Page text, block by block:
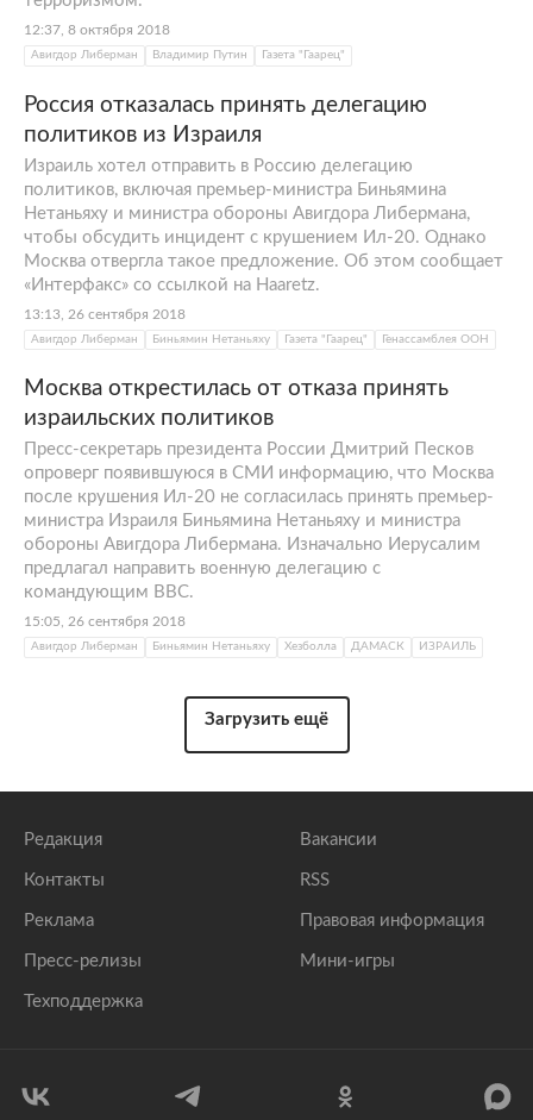
12:37, 8 октября 2018
Авигдор Либерман Владимир Путин Газета "Гаарец"
Россия отказалась принять делегацию
политиков из Израиля
Израиль хотел отправить в Россию делегацию
политиков, включая премьер-министра Биньямина
Нетаньяху и министра обороны Авигдора Либермана,
чтобы обсудить инцидент с крушением Ил-20. Однако
Москва отвергла такое предложение. Об этом сообщает
«Интерфакс» со ссылкой на Haaretz.
13:13, 26 сентября 2018
Авигдор Либерман Биньямин Нетаньяху Газета "Гаарец" Генассамблея ООН
Москва открестилась от отказа принять
израильских политиков
Пресс-секретарь президента России Дмитрий Песков
опроверг появившуюся в СМИ информацию, что Москва
после крушения Ил-20 не согласилась принять премьер-
министра Израиля Биньямина Нетаньяху и министра
обороны Авигдора Либермана. Изначально Иерусалим
предлагал направить военную делегацию с
командующим ВВС.
15:05, 26 сентября 2018
Авигдор Либерман Биньямин Нетаньяху Хезболла ДАМАСК ИЗРАИЛЬ
Загрузить ещё
Редакция
Контакты
Реклама
Пресс-релизы
Техподдержка
Вакансии
RSS
Правовая информация
Мини-игры